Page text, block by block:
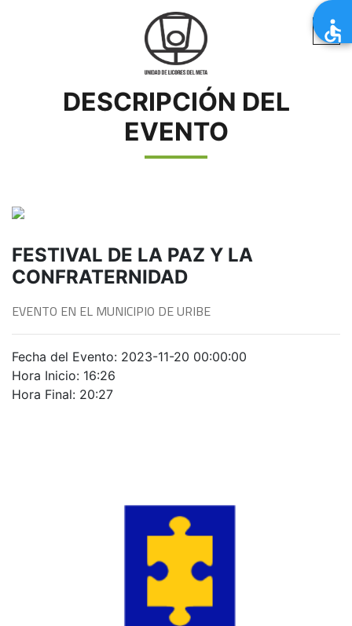
DESCRIPCIÓN DEL
EVENTO
FESTIVAL DE LA PAZ Y LA
CONFRATERNIDAD
EVENTO EN EL MUNICIPIO DE URIBE
Fecha del Evento: 2023-11-20 00:00:00
Hora Inicio: 16:26
Hora Final: 20:27